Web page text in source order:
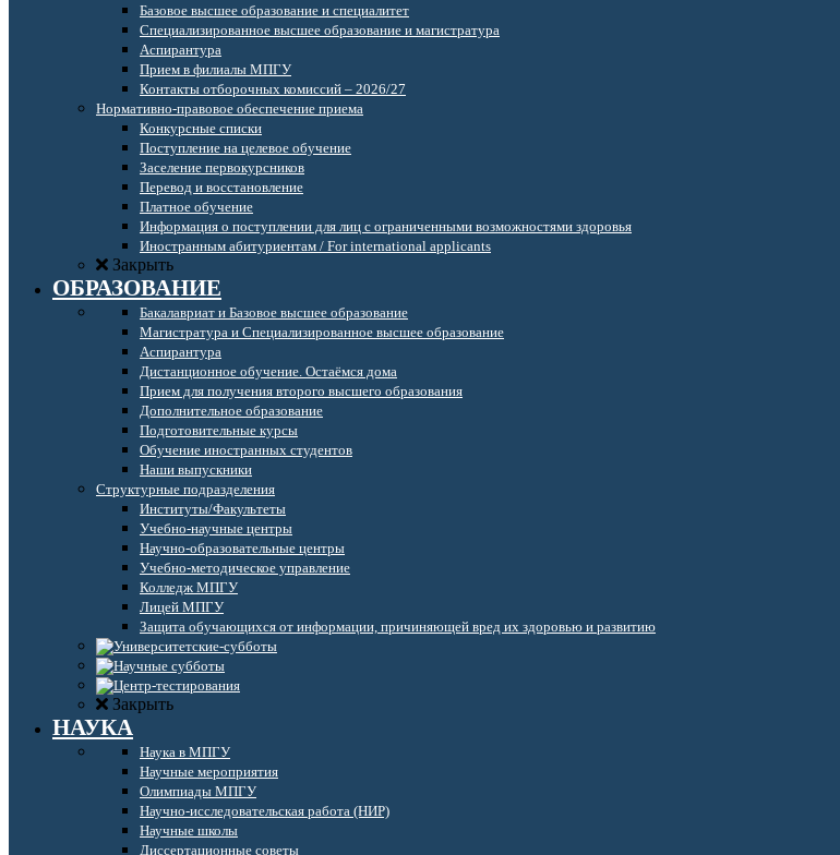
Базовое высшее образование и специалитет
Специализированное высшее образование и магистратура
Аспирантура
Прием в филиалы МПГУ
Контакты отборочных комиссий – 2026/27
Нормативно-правовое обеспечение приема
Конкурсные списки
Поступление на целевое обучение
Заселение первокурсников
Перевод и восстановление
Платное обучение
Информация о поступлении для лиц с ограниченными возможностями здоровья
Иностранным абитуриентам / For international applicants
Закрыть
ОБРАЗОВАНИЕ
Бакалавриат и Базовое высшее образование
Магистратура и Специализированное высшее образование
Аспирантура
Дистанционное обучение. Остаёмся дома
Прием для получения второго высшего образования
Дополнительное образование
Подготовительные курсы
Обучение иностранных студентов
Наши выпускники
Структурные подразделения
Институты/Факультеты
Учебно-научные центры
Научно-образовательные центры
Учебно-методическое управление
Колледж МПГУ
Лицей МПГУ
Защита обучающихся от информации, причиняющей вред их здоровью и развитию
Закрыть
НАУКА
Наука в МПГУ
Научные мероприятия
Олимпиады МПГУ
Научно-исследовательская работа (НИР)
Научные школы
Диссертационные советы